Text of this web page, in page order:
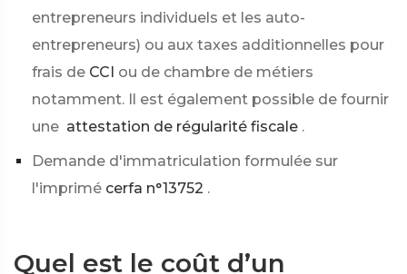
entrepreneurs individuels et les auto-
entrepreneurs) ou aux taxes additionnelles pour
frais de CCI ou de chambre de métiers
notamment. Il est également possible de fournir
une attestation de régularité fiscale .
Demande d'immatriculation formulée sur
l'imprimé cerfa n°13752 .
Quel est le coût d’un